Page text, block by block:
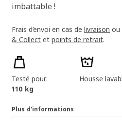
imbattable !
Frais d’envoi en cas de livraison ou
& Collect et points de retrait.
Caractéristiques du produit
Testé pour:
110 kg
Housse
Plus d'informations